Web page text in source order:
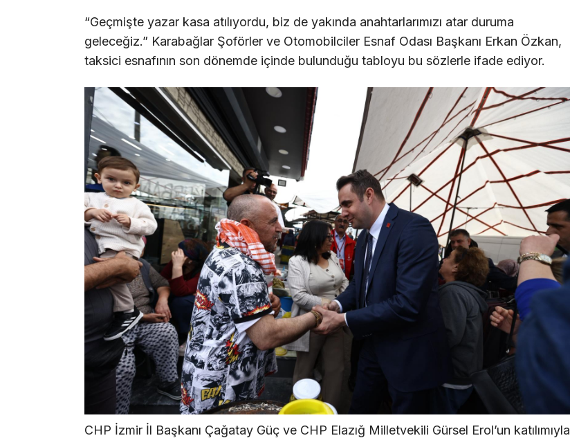
“Geçmişte yazar kasa atılıyordu, biz de yakında anahtarlarımızı atar duruma
geleceğiz.” Karabağlar Şoförler ve Otomobilciler Esnaf Odası Başkanı Erkan Özkan,
taksici esnafının son dönemde içinde bulunduğu tabloyu bu sözlerle ifade ediyor.
CHP İzmir İl Başkanı Çağatay Güç ve CHP Elazığ Milletvekili Gürsel Erol’un katılımıyla